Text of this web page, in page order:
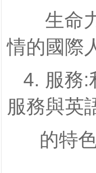
生命力
情的國際
4. 服務:
服務與英
的特色